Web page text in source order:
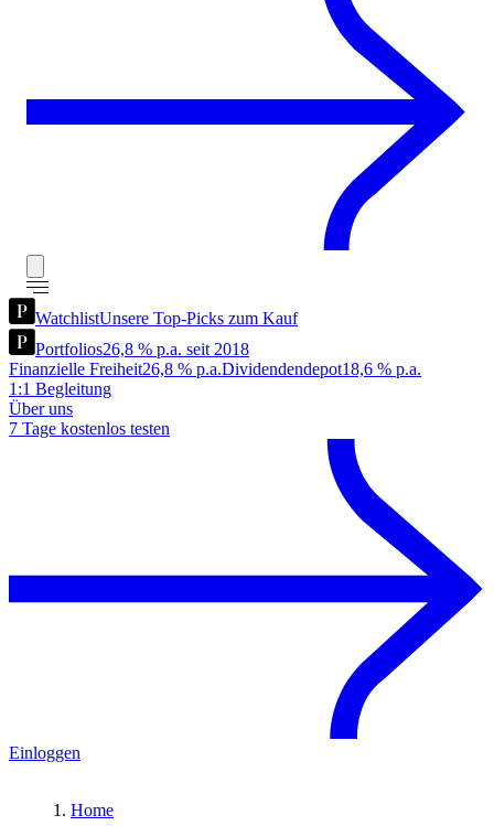
WatchlistUnsere Top-Picks zum Kauf
Portfolios26,8 % p.a. seit 2018
Finanzielle Freiheit26,8 % p.a.Dividendendepot18,6 % p.a.
1:1 Begleitung
Über uns
7 Tage kostenlos testen
Einloggen
Home